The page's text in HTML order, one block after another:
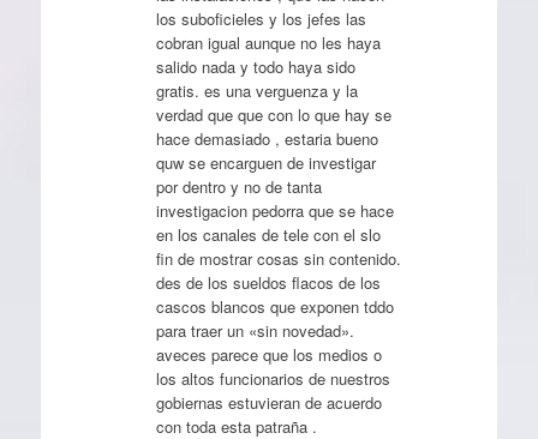
los suboficieles y los jefes las
cobran igual aunque no les haya
salido nada y todo haya sido
gratis. es una verguenza y la
verdad que que con lo que hay se
hace demasiado , estaria bueno
quw se encarguen de investigar
por dentro y no de tanta
investigacion pedorra que se hace
en los canales de tele con el slo
fin de mostrar cosas sin contenido.
des de los sueldos flacos de los
cascos blancos que exponen tddo
para traer un «sin novedad».
aveces parece que los medios o
los altos funcionarios de nuestros
gobiernas estuvieran de acuerdo
con toda esta patraña .